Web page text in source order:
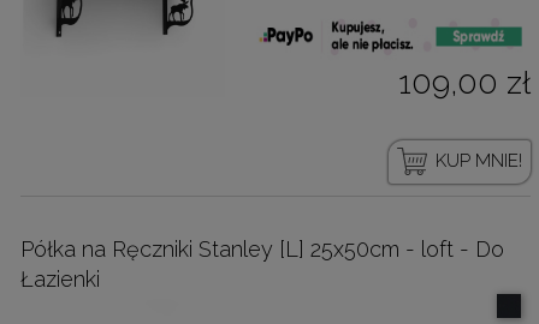
109,00 zł
KUP MNIE!
Półka na Ręczniki Stanley [L] 25x50cm - loft - Do
Łazienki